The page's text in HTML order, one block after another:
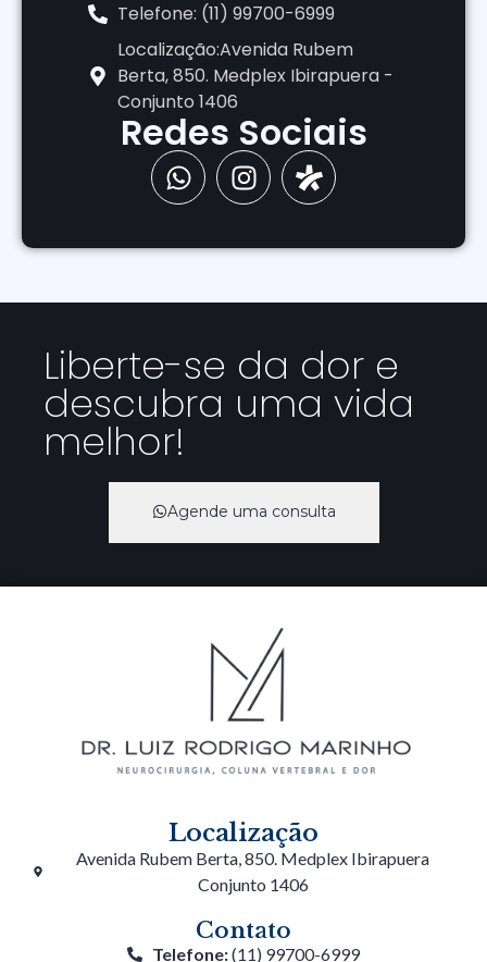
Telefone: (11) 99700-6999
Localização:Avenida Rubem
Berta, 850. Medplex Ibirapuera -
Conjunto 1406
Redes Sociais
Liberte-se da dor e
descubra uma vida
melhor!
Agende uma consulta
Localização
Avenida Rubem Berta, 850. Medplex Ibirapuera
Conjunto 1406
Contato
Telefone:(11) 99700-6999